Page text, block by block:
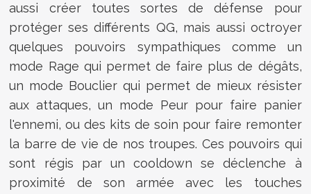
aussi créer toutes sortes de défense pour
protéger ses différents QG, mais aussi octroyer
quelques pouvoirs sympathiques comme un
mode Rage qui permet de faire plus de dégâts,
un mode Bouclier qui permet de mieux résister
aux attaques, un mode Peur pour faire panier
l'ennemi, ou des kits de soin pour faire remonter
la barre de vie de nos troupes. Ces pouvoirs qui
sont régis par un cooldown se déclenche à
proximité de son armée avec les touches